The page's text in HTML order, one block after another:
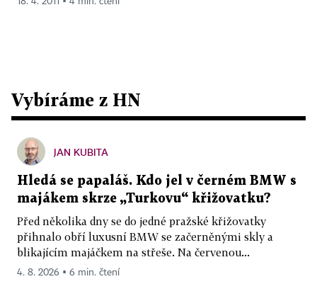
Vybíráme z HN
JAN KUBITA
Hledá se papaláš. Kdo jel v černém BMW s
majákem skrze „Turkovu“ křižovatku?
Před několika dny se do jedné pražské křižovatky
přihnalo obří luxusní BMW se začerněnými skly a
blikajícím majáčkem na střeše. Na červenou...
4. 8. 2026 ▪ 6 min. čtení